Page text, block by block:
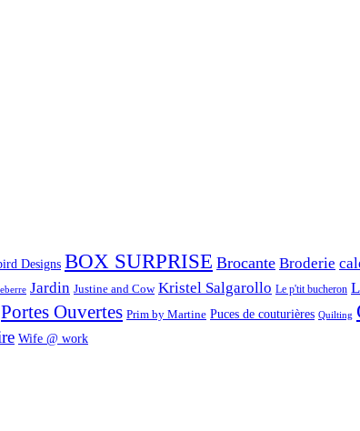
Designs BOX SURPRISE Brocante Broderie
Jardin Justine and Cow Kristel Salgarollo Le p'tit bucheron
Portes Ouvertes Prim by Martine Puces de couturières Quilting
Wife @ work